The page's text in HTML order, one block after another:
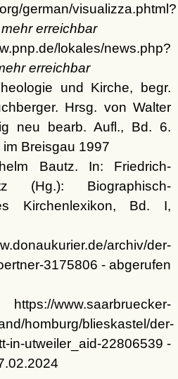
german/visualizza.phtml?
erreichbar
lokales/news.php?
erreichbar
und Kirche, begr.
Hrsg. von Walter
neu bearb. Aufl., Bd. 6.
Breisgau 1997
Bautz. In: Friedrich-
(Hg.): Biographisch-
Kirchenlexikon, Bd. I,
archiv/der-
3175806 - abgerufen
homburg/blieskastel/der-
in-utweiler_aid-22806539 -